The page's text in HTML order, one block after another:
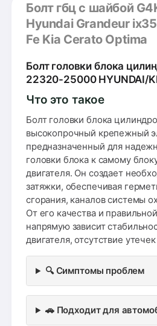
Болт гбц с шайбой
Hyundai Grandeur
Fe Kia Cerato Optima
Болт головки блока
22320-25000 HYUNDAI/
Что это такое
Болт головки блока
высокопрочный крепежный
предназначенный для
головки блока к самому
двигателя. Он создает
затяжки, обеспечивая
сгорания, каналов системы
От его качества и
напрямую зависит
двигателя, отсутствие
🔍 Симптомы проблем
🚗 Подходит для